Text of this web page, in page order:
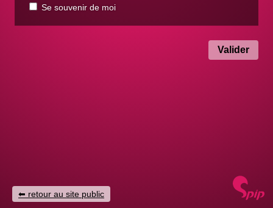
Se souvenir de moi
retour au site public